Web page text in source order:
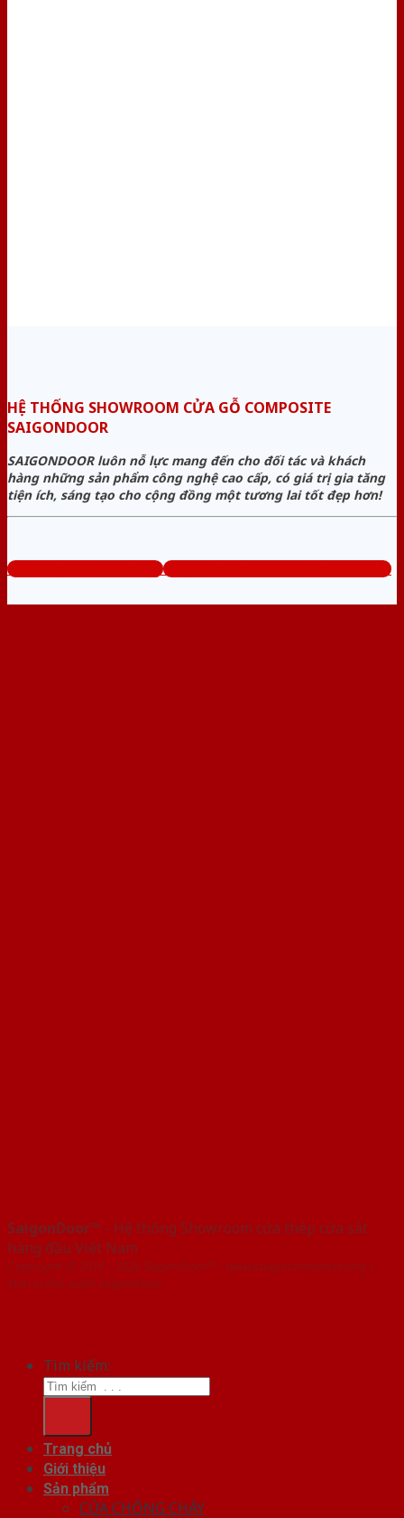
HỆ THỐNG SHOWROOM CỬA GỖ COMPOSITE
SAIGONDOOR
SAIGONDOOR luôn nỗ lực mang đến cho đối tác và khách
hàng những sản phẩm công nghệ cao cấp, có giá trị gia tăng
tiện ích, sáng tạo cho cộng đồng một tương lai tốt đẹp hơn!
www.cuagocomposite.org Tổng đài tư vấn miễn phí: 0824.400.400
SaigonDoor™ - Hệ thống Showroom cửa thép cửa sắt
hàng đầu Việt Nam
Copyright ⓒ 2016 – 2026 SaigonDoor™ - www.cuagocomposite.org |
Đơn vị chủ quản SaigonDoor
Tìm kiếm:
Trang chủ
Giới thiệu
Sản phẩm
CỬA CHỐNG CHÁY